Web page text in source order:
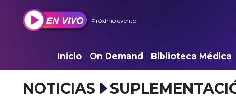
Próximo evento:
Inicio On Demand Biblioteca Médica
NOTICIAS